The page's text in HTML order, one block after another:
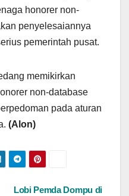
honorer non-
penyelesaiannya
pemerintah pusat.
memikirkan
non-database
pada aturan
(Alon)
Lobi Pemda Dompu di